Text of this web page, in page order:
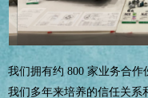
我们拥有约 800 家业务合作
我们多年来培养的信任关系